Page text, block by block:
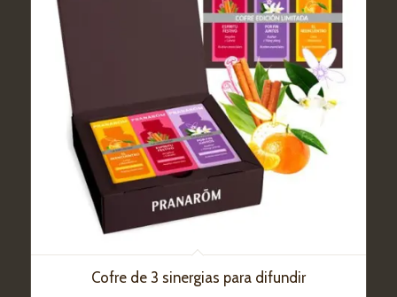
Cofre de 3 sinergias para difundir